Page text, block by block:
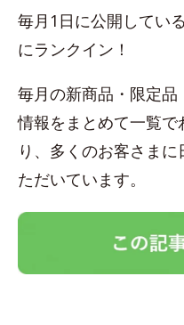
毎月1日に公開してい
にランクイン！
毎月の新商品・限定
情報をまとめて一覧
り、多くのお客さま
ただいています。